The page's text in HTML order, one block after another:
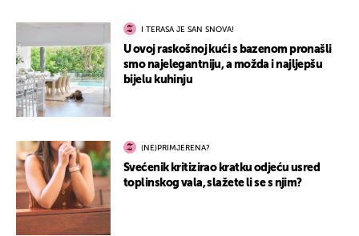
I TERASA JE SAN SNOVA!
U ovoj raskošnoj kući s bazenom pronašli
smo najelegantniju, a možda i najljepšu
bijelu kuhinju
(NE)PRIMJERENA?
Svećenik kritizirao kratku odjeću usred
toplinskog vala, slažete li se s njim?